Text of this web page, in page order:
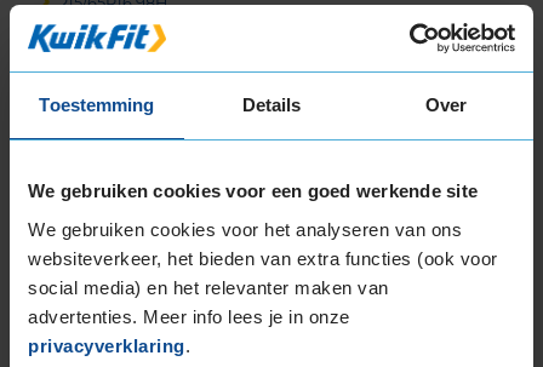
Toestemming Details Over
We gebruiken cookies voor een goed werkende site
We gebruiken cookies voor het analyseren van ons
websiteverkeer, het bieden van extra functies (ook voor
social media) en het relevanter maken van
advertenties. Meer info lees je in onze
privacyverklaring.
215/70R16 100H
225/55R16 99V EXTRALOAD
17-inch banden
205/45R17 88W EXTRALOAD
205/50R17 89V
205/50R17 93W EXTRALOAD
205/55R17 95V EXTRALOAD
205/65R17 100Y EXTRALOAD